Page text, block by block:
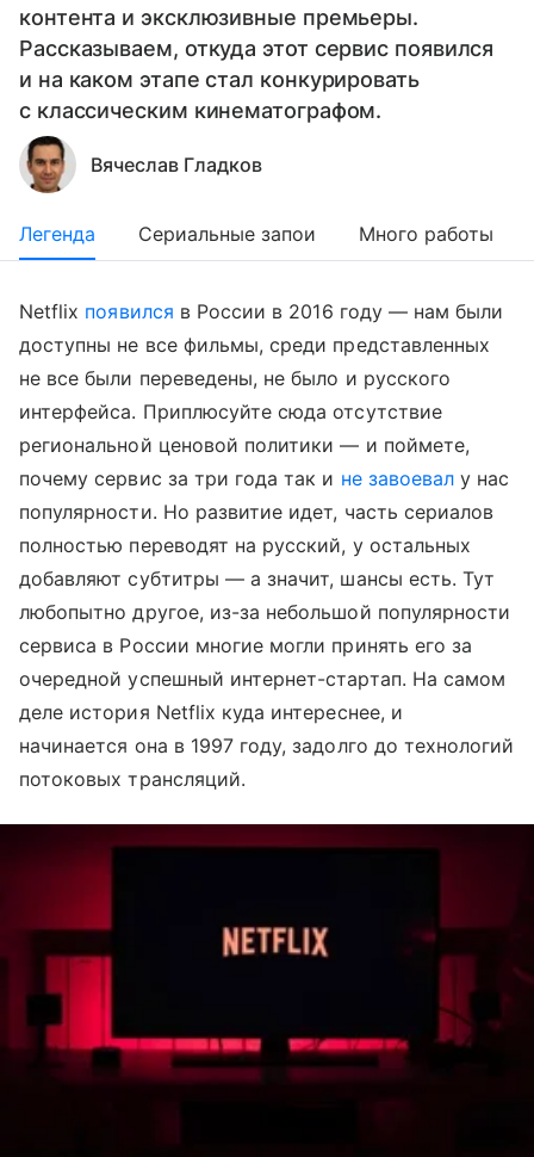
контента и эксклюзивные премьеры.
Рассказываем, откуда этот сервис появился
и на каком этапе стал конкурировать
с классическим кинематографом.
Вячеслав Гладков
Легенда Сериальные запои Много работы
Netflix появился в России в 2016 году — нам были
доступны не все фильмы, среди представленных
не все были переведены, не было и русского
интерфейса. Приплюсуйте сюда отсутствие
региональной ценовой политики — и поймете,
почему сервис за три года так и не завоевал у нас
популярности. Но развитие идет, часть сериалов
полностью переводят на русский, у остальных
добавляют субтитры — а значит, шансы есть. Тут
любопытно другое, из-за небольшой популярности
сервиса в России многие могли принять его за
очередной успешный интернет-стартап. На самом
деле история Netflix куда интереснее, и
начинается она в 1997 году, задолго до технологий
потоковых трансляций.